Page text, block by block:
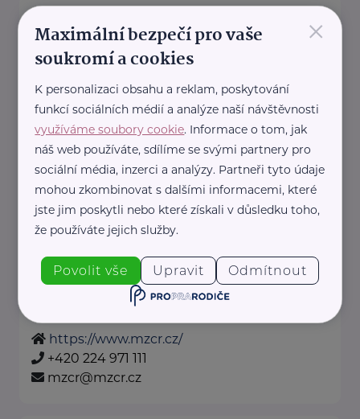
Loono, z. s.
Karlínské náměstí 238/6 Praha 8 - Karlín
Jsme tým mladých lékařů,
studentů medicíny a dalších
profesionálů.
Skrze workshopy ve školách
a firmách, edukační ...
https://www.loono.cz/
+420 777 692 914
office@loono.cz
Ministerstvo zdravotnictví ČR
https://www.mzcr.cz/
+420 224 971 111
mzcr@mzcr.cz
×
Maximální bezpečí pro vaše
soukromí a cookies
K personalizaci obsahu a reklam, poskytování
funkcí sociálních médií a analýze naší návštěvnosti
využíváme soubory cookie. Informace o tom, jak
náš web používáte, sdílíme se svými partnery pro
sociální média, inzerci a analýzy. Partneři tyto údaje
mohou zkombinovat s dalšími informacemi, které
jste jim poskytli nebo které získali v důsledku toho,
že používáte jejich služby.
Povolit vše Upravit Odmítnout